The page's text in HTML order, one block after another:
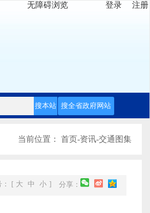
无障碍浏览 登录 注册
当前位置： 首页-资讯-交通图集
： [ 大 中 小 ] 分享：